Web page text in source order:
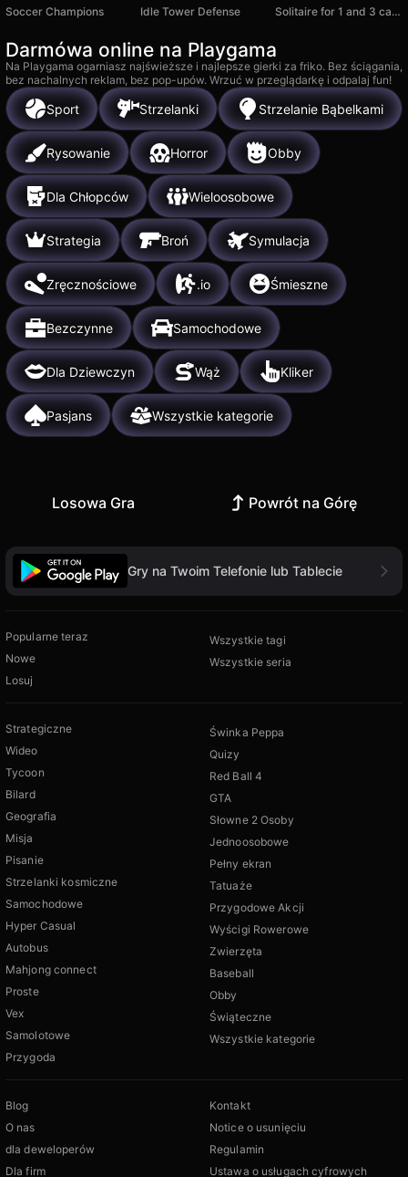
Soccer Champions
Idle Tower Defense Solitaire for 1 and 3 cards
Darmówa online na Playgama
Na Playgama ogarniasz najświeższe i najlepsze gierki za friko. Bez ściągania,
bez nachalnych reklam, bez pop-upów. Wrzuć w przeglądarkę i odpalaj fun!
Sport Strzelanki Strzelanie Bąbelkami
Rysowanie Horror Obby
Dla Chłopców Wieloosobowe
Strategia Broń Symulacja
Zręcznościowe .io Śmieszne
Bezczynne Samochodowe
Dla Dziewczyn Wąż Kliker
Pasjans Wszystkie kategorie
Losowa Gra Powrót na Górę
Gry na Twoim Telefonie lub Tablecie
Popularne teraz
Nowe
Losuj
Wszystkie tagi
Wszystkie seria
Strategiczne
Wideo
Tycoon
Bilard
Geografia
Misja
Pisanie
Strzelanki kosmiczne
Samochodowe
Hyper Casual
Autobus
Mahjong connect
Proste
Vex
Samolotowe
Przygoda
Świnka Peppa
Quizy
Red Ball 4
GTA
Słowne 2 Osoby
Jednoosobowe
Pełny ekran
Tatuaże
Przygodowe Akcji
Wyścigi Rowerowe
Zwierzęta
Baseball
Obby
Świąteczne
Wszystkie kategorie
Blog
O nas
dla deweloperów
Dla firm
Kontakt
Notice o usunięciu
Regulamin
Ustawa o usługach cyfrowych